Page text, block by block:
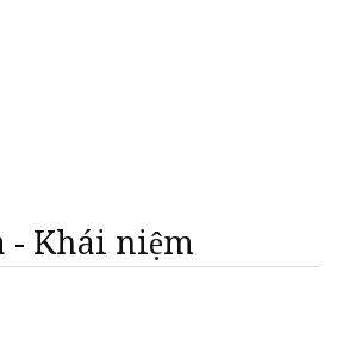
Khái niệm